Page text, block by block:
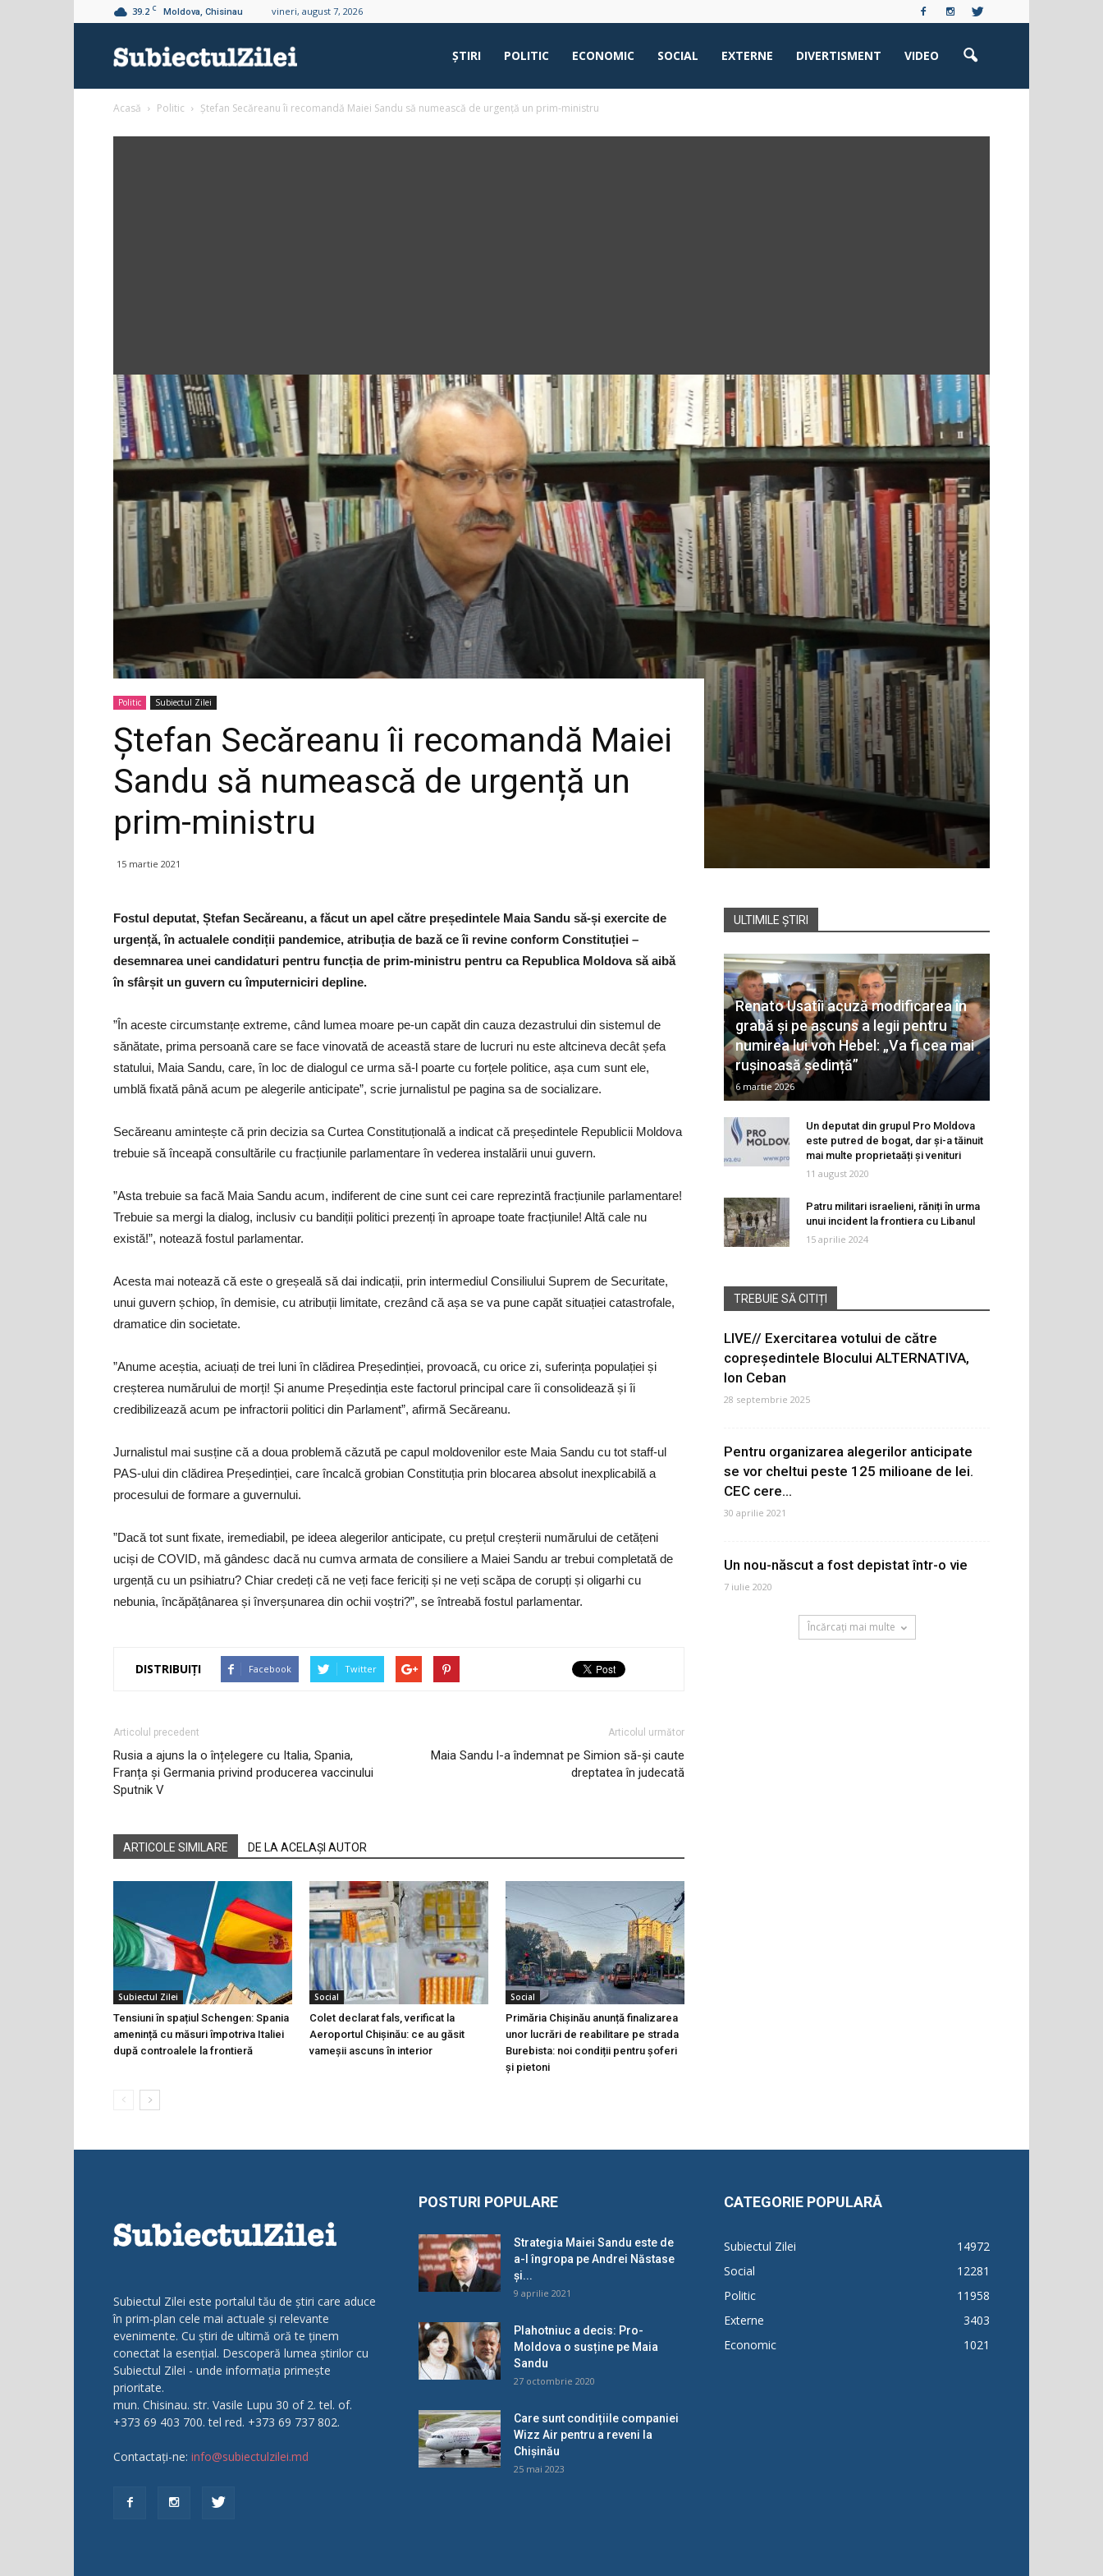
39.2 C Moldova, Chisinau vineri, august 7, 2026
ŞTIRI POLITIC ECONOMIC SOCIAL EXTERNE DIVERTISMENT VIDEO
Acasă Politic Ștefan Secăreanu îi recomandă Maiei Sandu să numească de urgență un prim-ministru
Politic Subiectul Zilei
Ștefan Secăreanu îi recomandă Maiei
Sandu să numească de urgență un
prim-ministru
15 martie 2021
Fostul deputat, Ștefan Secăreanu, a făcut un apel către președintele Maia Sandu să-și exercite de
urgență, în actualele condiții pandemice, atribuția de bază ce îi revine conform Constituției –
desemnarea unei candidaturi pentru funcția de prim-ministru pentru ca Republica Moldova să aibă
în sfârșit un guvern cu împuterniciri depline.
”În aceste circumstanțe extreme, când lumea moare pe-un capăt din cauza dezastrului din sistemul de
sănătate, prima persoană care se face vinovată de această stare de lucruri nu este altcineva decât șefa
statului, Maia Sandu, care, în loc de dialogul ce urma să-l poarte cu forțele politice, așa cum sunt ele,
umblă fixată până acum pe alegerile anticipate”, scrie jurnalistul pe pagina sa de socializare.
Secăreanu amintește că prin decizia sa Curtea Constituțională a indicat că președintele Republicii Moldova
trebuie să înceapă consultările cu fracțiunile parlamentare în vederea instalării unui guvern.
”Asta trebuie sa facă Maia Sandu acum, indiferent de cine sunt cei care reprezintă fracțiunile parlamentare!
Trebuie sa mergi la dialog, inclusiv cu bandiții politici prezenți în aproape toate fracțiunile! Altă cale nu
există!”, notează fostul parlamentar.
Acesta mai notează că este o greșeală să dai indicații, prin intermediul Consiliului Suprem de Securitate,
unui guvern șchiop, în demisie, cu atribuții limitate, crezând că așa se va pune capăt situației catastrofale,
dramatice din societate.
”Anume aceștia, aciuați de trei luni în clădirea Președinției, provoacă, cu orice zi, suferința populației și
creșterea numărului de morți! Și anume Președinția este factorul principal care îi consolidează și îi
credibilizează acum pe infractorii politici din Parlament”, afirmă Secăreanu.
Jurnalistul mai susține că a doua problemă căzută pe capul moldovenilor este Maia Sandu cu tot staff-ul
PAS-ului din clădirea Președinției, care încalcă grobian Constituția prin blocarea absolut inexplicabilă a
procesului de formare a guvernului.
”Dacă tot sunt fixate, iremediabil, pe ideea alegerilor anticipate, cu prețul creșterii numărului de cetățeni
uciși de COVID, mă gândesc dacă nu cumva armata de consiliere a Maiei Sandu ar trebui completată de
urgență cu un psihiatru? Chiar credeți că ne veți face fericiți și ne veți scăpa de corupți și oligarhi cu
nebunia, încăpățânarea și înverșunarea din ochii voștri?”, se întreabă fostul parlamentar.
DISTRIBUIȚI Facebook Twitter
Articolul precedent
Rusia a ajuns la o înțelegere cu Italia, Spania,
Franța și Germania privind producerea vaccinului
Sputnik V
Articolul următor
Maia Sandu l-a îndemnat pe Simion să-și caute
dreptatea în judecată
ARTICOLE SIMILARE DE LA ACELAȘI AUTOR
Subiectul Zilei
Tensiuni în spațiul Schengen: Spania
amenință cu măsuri împotriva Italiei
după controalele la frontieră
Social
Colet declarat fals, verificat la
Aeroportul Chișinău: ce au găsit
vameșii ascuns în interior
Social
Primăria Chișinău anunță finalizarea
unor lucrări de reabilitare pe strada
Burebista: noi condiții pentru șoferi
și pietoni
ULTIMILE ȘTIRI
Renato Usatîi acuză modificarea în
grabă și pe ascuns a legii pentru
numirea lui von Hebel: „Va fi cea mai
rușinoasă ședință”
6 martie 2026
Un deputat din grupul Pro Moldova
este putred de bogat, dar și-a tăinuit
mai multe proprietaăți și venituri
11 august 2020
Patru militari israelieni, răniți în urma
unui incident la frontiera cu Libanul
15 aprilie 2024
TREBUIE SĂ CITIȚI
LIVE// Exercitarea votului de către
copreședintele Blocului ALTERNATIVA,
Ion Ceban
28 septembrie 2025
Pentru organizarea alegerilor anticipate
se vor cheltui peste 125 milioane de lei.
CEC cere...
30 aprilie 2021
Un nou-născut a fost depistat într-o vie
7 iulie 2020
Încărcați mai multe
Subiectul Zilei este portalul tău de știri care aduce
în prim-plan cele mai actuale și relevante
evenimente. Cu știri de ultimă oră te ținem
conectat la esențial. Descoperă lumea știrilor cu
Subiectul Zilei - unde informația primește
prioritate.
mun. Chisinau. str. Vasile Lupu 30 of 2. tel. of.
+373 69 403 700. tel red. +373 69 737 802.
Contactați-ne: info@subiectulzilei.md
POSTURI POPULARE
Strategia Maiei Sandu este de
a-l îngropa pe Andrei Năstase
și...
9 aprilie 2021
Plahotniuc a decis: Pro-
Moldova o susține pe Maia
Sandu
27 octombrie 2020
Care sunt condițiile companiei
Wizz Air pentru a reveni la
Chișinău
25 mai 2023
CATEGORIE POPULARĂ
Subiectul Zilei
14972
Social
12281
Politic
11958
Externe
3403
Economic
1021